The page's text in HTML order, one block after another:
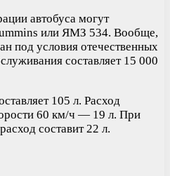
автобуса могут
или ЯМЗ 534. Вообще,
под условия отечественных
составляет 15 000
105 л. Расход
60 км/ч — 19 л. При
составит 22 л.